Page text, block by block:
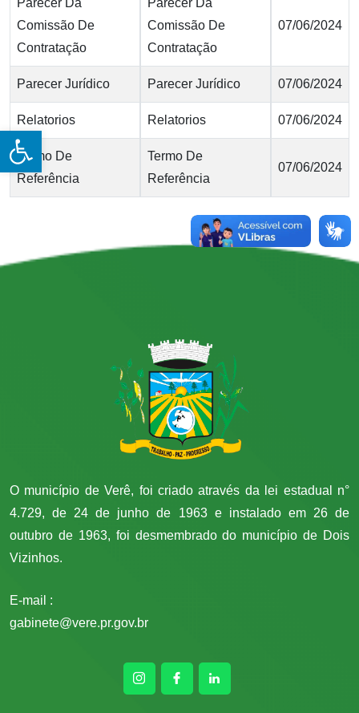
Open toolbar
Parecer Da
Comissão De
Contratação
Parecer Da
Comissão De
Contratação
07/06/2024
Parecer Jurídico Parecer Jurídico 07/06/2024
Relatorios Relatorios 07/06/2024
Termo De
Referência
Termo De
Referência
07/06/2024
O município de Verê, foi criado através da lei estadual n°
4.729, de 24 de junho de 1963 e instalado em 26 de
outubro de 1963, foi desmembrado do município de Dois
Vizinhos.
E-mail :
gabinete@vere.pr.gov.br